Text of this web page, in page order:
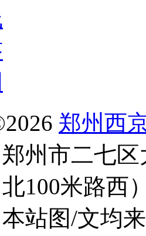
郑州西
州市二七
100米路西
站图/文均